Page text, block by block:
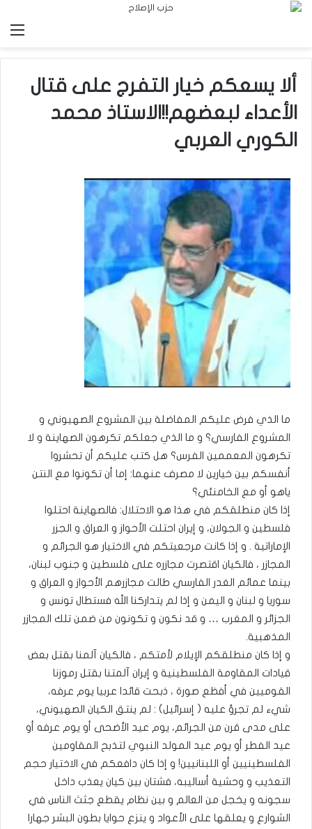
ألا يسعكم خيار التفرج على قتال
الأعداء لبعضهم!!الاستاذ محمد
الكوري العربي
ما الذي فرض عليكم المفاضلة بين المشروع الصهيوني و
المشروع الفارسي؟ و ما الذي جعلكم تكرهون الصهاينة و لا
تكرهون المعممين الفرس؟ هل كتب عليكم أن تحشروا
أنفسكم بين خيارين لا مصرف عنهما: إما أن تكونوا مع النتن
ياهو أو مع الخامنئي؟
إذا كان منطلقكم في هذا هو الاحتلال: فالصهاينة احتلوا
فلسطين و الجولان، و إيران احتلت الأحواز و العراق و الجزر
الإماراتية . و إذا كانت مرجعيتكم في الاختيار هو الجرائم و
المجازر ، فالكيان اقتصرت مجازره على فلسطين و جنوب لبنان،
بينما عمائم الغدر الفارسي طالت مجازرهم الأحواز و العراق و
سوريا و لبنان و اليمن و إذا لم يتداركنا الله فستطال تونس و
الجزائر و المغرب … و قد نكون و تكونون من ضمن تلك المجازر
المذهبية.
و إذا كان منطلقكم الإيلام لأمتكم ، فالكيان آلمنا بقتل بعض
قيادات المقاومة الفلسطينية و إيران آلمتنا بقتل رموزنا
القوميين في أفظع صورة ، ذبحت قائدا عربيا يوم عرفه،
شيء لم تجرؤ عليه ( إسرائيل) : لم ينتق الكيان الصهيوني،
على مدى قرن من الجرائم، يوم عيد الأضحى أو يوم عرفه أو
عيد الفطر أو يوم عيد المولد النبوي لتذبح المقاومين
الفلسطينيين أو اللبنانيين! و إذا كان دافعكم في الاختيار حجم
التعذيب و وحشية أساليبه، فشتان بين كيان يعذب داخل
سجونه و يخجل من العالم و بين نظام يقطع جثث الناس في
الشوارع و يعلقها على الأعواد و ينزع حوايا بطون البشر جهارا